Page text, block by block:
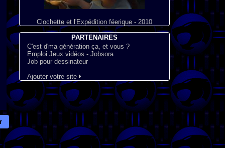
Clochette et l'Expédition féerique - 2010
PARTENAIRES
C'est d'ma génération ça, et vous ?
Emploi Jeux vidéos - Jobsora
Job pour dessinateur
Ajouter votre site